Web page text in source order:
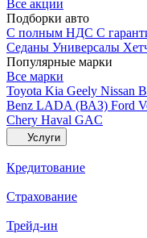
Все акции
Подборки авто
С полным НДС С
Седаны Универсалы
Популярные марки
Все марки
Toyota Kia Geely Nissan
Benz LADA (ВАЗ) Ford
Chery Haval GAC
Услуги
Кредитование
Страхование
Трейд-ин